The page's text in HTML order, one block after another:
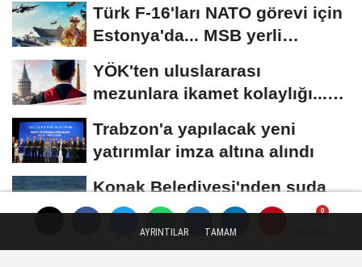
Türk F-16'ları NATO görevi için
Estonya'da... MSB yerli
savunma sistemleriyle...
YÖK'ten uluslararası
mezunlara ikamet kolaylığı...
Trabzon'a yapılacak yeni
yatırımlar imza altına alındı
Konak Belediyesi'nden suda
arama ve kurtarma eğitimi
AYRINTILAR TAMAM